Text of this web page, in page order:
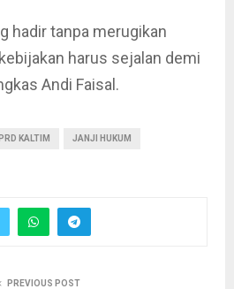
hadir tanpa merugikan
harus sejalan demi
Andi Faisal.
KALTIM JANJI HUKUM
PREVIOUS POST